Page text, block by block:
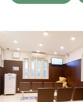
Previous